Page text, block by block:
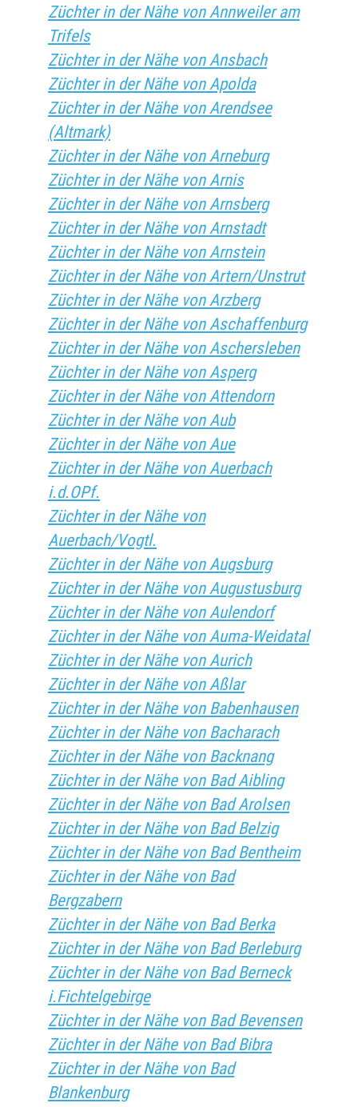
Züchter in der Nähe von Annweiler am
Trifels
Züchter in der Nähe von Ansbach
Züchter in der Nähe von Apolda
Züchter in der Nähe von Arendsee
(Altmark)
Züchter in der Nähe von Arneburg
Züchter in der Nähe von Arnis
Züchter in der Nähe von Arnsberg
Züchter in der Nähe von Arnstadt
Züchter in der Nähe von Arnstein
Züchter in der Nähe von Artern/Unstrut
Züchter in der Nähe von Arzberg
Züchter in der Nähe von Aschaffenburg
Züchter in der Nähe von Aschersleben
Züchter in der Nähe von Asperg
Züchter in der Nähe von Attendorn
Züchter in der Nähe von Aub
Züchter in der Nähe von Aue
Züchter in der Nähe von Auerbach
i.d.OPf.
Züchter in der Nähe von
Auerbach/Vogtl.
Züchter in der Nähe von Augsburg
Züchter in der Nähe von Augustusburg
Züchter in der Nähe von Aulendorf
Züchter in der Nähe von Auma-Weidatal
Züchter in der Nähe von Aurich
Züchter in der Nähe von Aßlar
Züchter in der Nähe von Babenhausen
Züchter in der Nähe von Bacharach
Züchter in der Nähe von Backnang
Züchter in der Nähe von Bad Aibling
Züchter in der Nähe von Bad Arolsen
Züchter in der Nähe von Bad Belzig
Züchter in der Nähe von Bad Bentheim
Züchter in der Nähe von Bad
Bergzabern
Züchter in der Nähe von Bad Berka
Züchter in der Nähe von Bad Berleburg
Züchter in der Nähe von Bad Berneck
i.Fichtelgebirge
Züchter in der Nähe von Bad Bevensen
Züchter in der Nähe von Bad Bibra
Züchter in der Nähe von Bad
Blankenburg